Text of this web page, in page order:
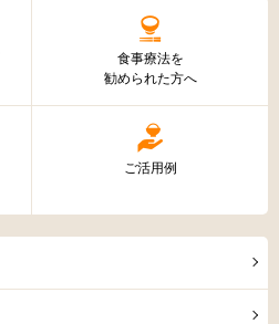
食事療法を
勧められた方へ
ご活用例